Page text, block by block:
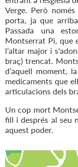
Verge. Però
porta, ja que
Passada una
Montserrat Pi, que
l’altar major i
braç) trencat.
d’aquell moment,
medicaments que
articulacions dels
Un cop mort
fill i després al seu
aquest poder.